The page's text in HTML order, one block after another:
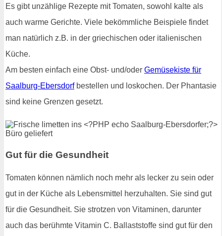
Es gibt unzählige Rezepte mit Tomaten, sowohl kalte als
auch warme Gerichte. Viele bekömmliche Beispiele findet
man natürlich z.B. in der griechischen oder italienischen
Küche.
Am besten einfach eine Obst- und/oder Gemüsekiste für
Saalburg-Ebersdorfbestellen und loskochen. Der Phantasie
sind keine Grenzen gesetzt.
Gut für die Gesundheit
Tomaten können nämlich noch mehr als lecker zu sein oder
gut in der Küche als Lebensmittel herzuhalten. Sie sind gut
für die Gesundheit. Sie strotzen von Vitaminen, darunter
auch das berühmte Vitamin C. Ballaststoffe sind gut für den